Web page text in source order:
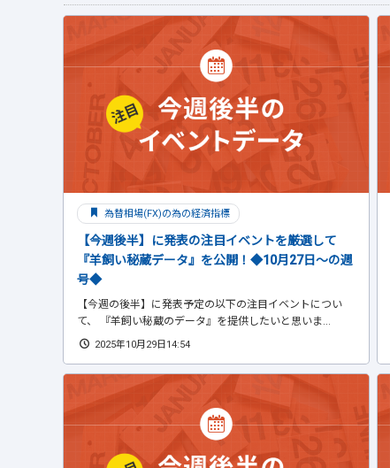
為替相場(FX)の為の経済指標
【今週後半】に発表の注目イベントを厳選して
『羊飼い秘蔵データ』を公開！◆10月27日～の週
号◆
【今週の後半】に発表予定の以下の注目イベントについ
て、 『羊飼い秘蔵のデータ』を提供したいと思いま...
2025年10月29日14:54